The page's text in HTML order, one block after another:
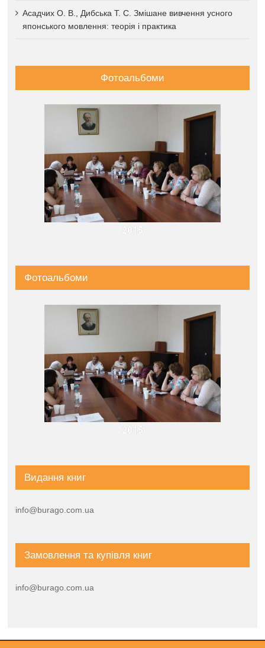
Асадчих О. В., Дибська Т. С. Змішане вивчення усного
японського мовлення: теорія і практика
Фотоальбоми
2015
Фотоальбоми
2015
Видання книг
info@burago.com.ua
Замовлення та купівля книг
info@burago.com.ua